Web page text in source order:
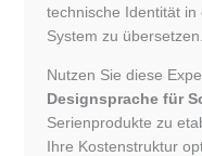
technische Identität
System zu übersetzen.
Nutzen Sie diese
Designsprache für
Serienprodukte zu
Ihre Kostenstruktur